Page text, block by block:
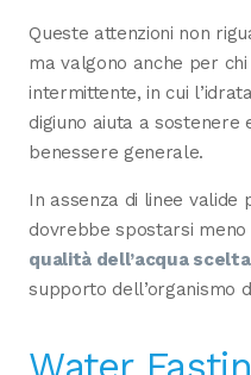
Queste attenzioni non
ma valgono anche per
intermittente, in cui
digiuno aiuta a sostenere
benessere generale.
In assenza di linee valide
dovrebbe spostarsi
qualità dell’acqua scelta
supporto dell’organismo